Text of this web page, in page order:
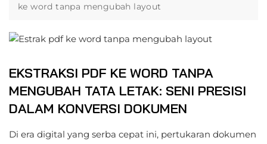
ke word tanpa mengubah layout
EKSTRAKSI PDF KE WORD TANPA
MENGUBAH TATA LETAK: SENI PRESISI
DALAM KONVERSI DOKUMEN
Di era digital yang serba cepat ini, pertukaran dokumen